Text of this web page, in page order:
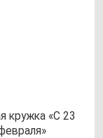
круж­ка «С 23